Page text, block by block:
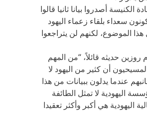
الكنيسة أصدروا بيانا ثانيا قالوا
سعداء بلقاء زعماء اليهود
الموضوع، لكنهم لن يتراجعوا
روزين حديثه قائلاً، “من المهم
أن كثير من اليهود لا
عندما يدلون ببيانات من هذا
اليهودية لا تمثل الطائفة
اليهودية هي أكبر وأكثر تعقيدا